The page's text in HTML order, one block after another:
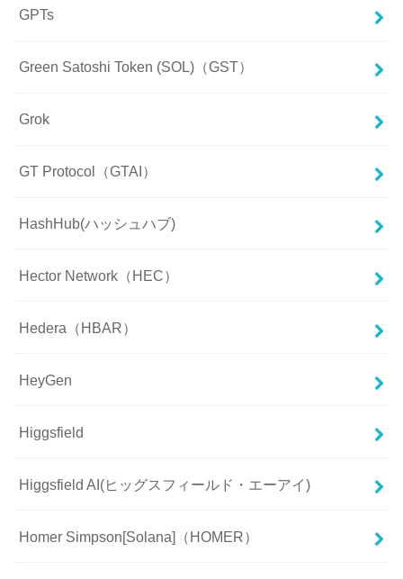
GPTs
Green Satoshi Token (SOL)（GST）
Grok
GT Protocol（GTAI）
HashHub(ハッシュハブ)
Hector Network（HEC）
Hedera（HBAR）
HeyGen
Higgsfield
Higgsfield AI(ヒッグスフィールド・エーアイ)
Homer Simpson[Solana]（HOMER）